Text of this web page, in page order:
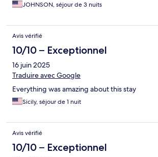
JOHNSON, séjour de 3 nuits
Avis vérifié
10/10 – Exceptionnel
16 juin 2025
Traduire avec Google
Everything was amazing about this stay
Sicily, séjour de 1 nuit
Avis vérifié
10/10 – Exceptionnel